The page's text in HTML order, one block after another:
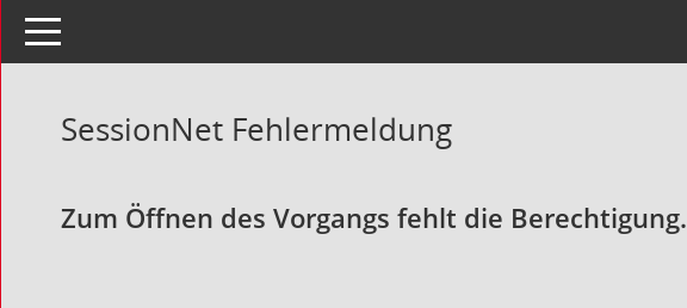
Toggle navigation
SessionNet Fehlermeldung
Zum Öffnen des Vorgangs fehlt die Berechtigung.